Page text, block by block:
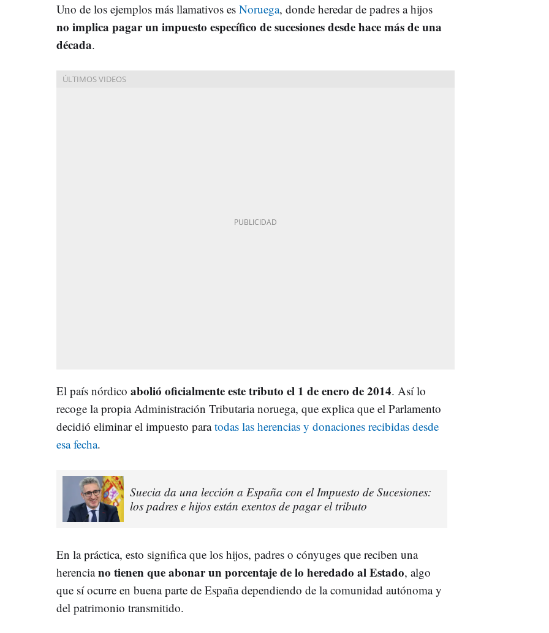
Uno de los ejemplos más llamativos es Noruega, donde heredar de padres a hijos
no implica pagar un impuesto específico de sucesiones desde hace más de una
década.
El país nórdico abolió oficialmente este tributo el 1 de enero de 2014. Así lo
recoge la propia Administración Tributaria noruega, que explica que el Parlamento
decidió eliminar el impuesto paratodas las herencias y donaciones recibidas desde
esa fecha.
Suecia da una lección a España con el Impuesto de Sucesiones:
los padres e hijos están exentos de pagar el tributo
En la práctica, esto significa que los hijos, padres o cónyuges que reciben una
herenciano tienen que abonar un porcentaje de lo heredado al Estado, algo
que sí ocurre en buena parte de España dependiendo de la comunidad autónoma y
del patrimonio transmitido.